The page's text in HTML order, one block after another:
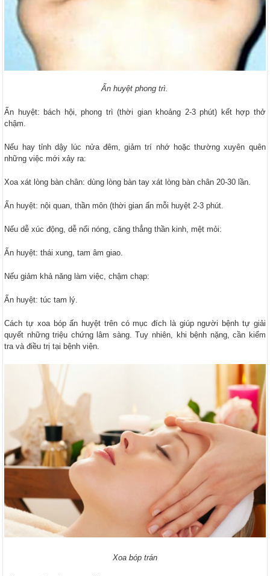
Ấn huyệt phong trì.
Ấn huyệt: bách hội, phong trì (thời gian khoảng 2-3 phút) kết hợp thở
chậm.
Nếu hay tỉnh dậy lúc nửa đêm, giảm trí nhớ hoặc thường xuyên quên
những việc mới xảy ra:
Xoa xát lòng bàn chân: dùng lòng bàn tay xát lòng bàn chân 20-30 lần.
Ấn huyệt: nội quan, thần môn (thời gian ấn mỗi huyệt 2-3 phút.
Nếu dễ xúc động, dễ nổi nóng, căng thẳng thần kinh, mệt mỏi:
Ấn huyệt: thái xung, tam âm giao.
Nếu giảm khả năng làm việc, chậm chạp:
Ấn huyệt: túc tam lý.
Cách tự xoa bóp ấn huyệt trên có mục đích là giúp người bệnh tự giải
quyết những triệu chứng lâm sàng. Tuy nhiên, khi bệnh nặng, cần kiểm
tra và điều trị tại bệnh viện.
Xoa bóp trán